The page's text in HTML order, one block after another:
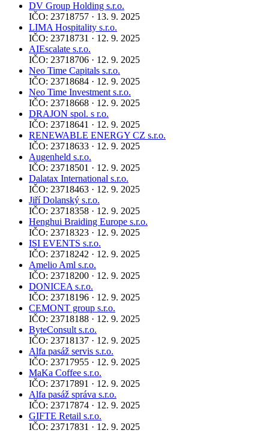
DV Group Holding s.r.o.
IČO: 23718757 · 13. 9. 2025
LIMA Hospitality s.r.o.
IČO: 23718731 · 12. 9. 2025
AIEscalate s.r.o.
IČO: 23718706 · 12. 9. 2025
Neo Time Capitals s.r.o.
IČO: 23718684 · 12. 9. 2025
Neo Time Investment s.r.o.
IČO: 23718668 · 12. 9. 2025
DRAJON spol. s r.o.
IČO: 23718641 · 12. 9. 2025
RENEWABLE ENERGY CZ s.r.o.
IČO: 23718633 · 12. 9. 2025
Augenheld s.r.o.
IČO: 23718501 · 12. 9. 2025
Dalatax International s.r.o.
IČO: 23718463 · 12. 9. 2025
Jiří Dolanský s.r.o.
IČO: 23718358 · 12. 9. 2025
Henghui Braiding Europe s.r.o.
IČO: 23718323 · 12. 9. 2025
ISI EVENTS s.r.o.
IČO: 23718242 · 12. 9. 2025
Amelio Aml s.r.o.
IČO: 23718200 · 12. 9. 2025
DONICEA s.r.o.
IČO: 23718196 · 12. 9. 2025
CEMONT group s.r.o.
IČO: 23718188 · 12. 9. 2025
ByteConsult s.r.o.
IČO: 23718137 · 12. 9. 2025
Alfa pasáž servis s.r.o.
IČO: 23717955 · 12. 9. 2025
MaKa Coffee s.r.o.
IČO: 23717891 · 12. 9. 2025
Alfa pasáž správa s.r.o.
IČO: 23717874 · 12. 9. 2025
GIFTE Retail s.r.o.
IČO: 23717831 · 12. 9. 2025